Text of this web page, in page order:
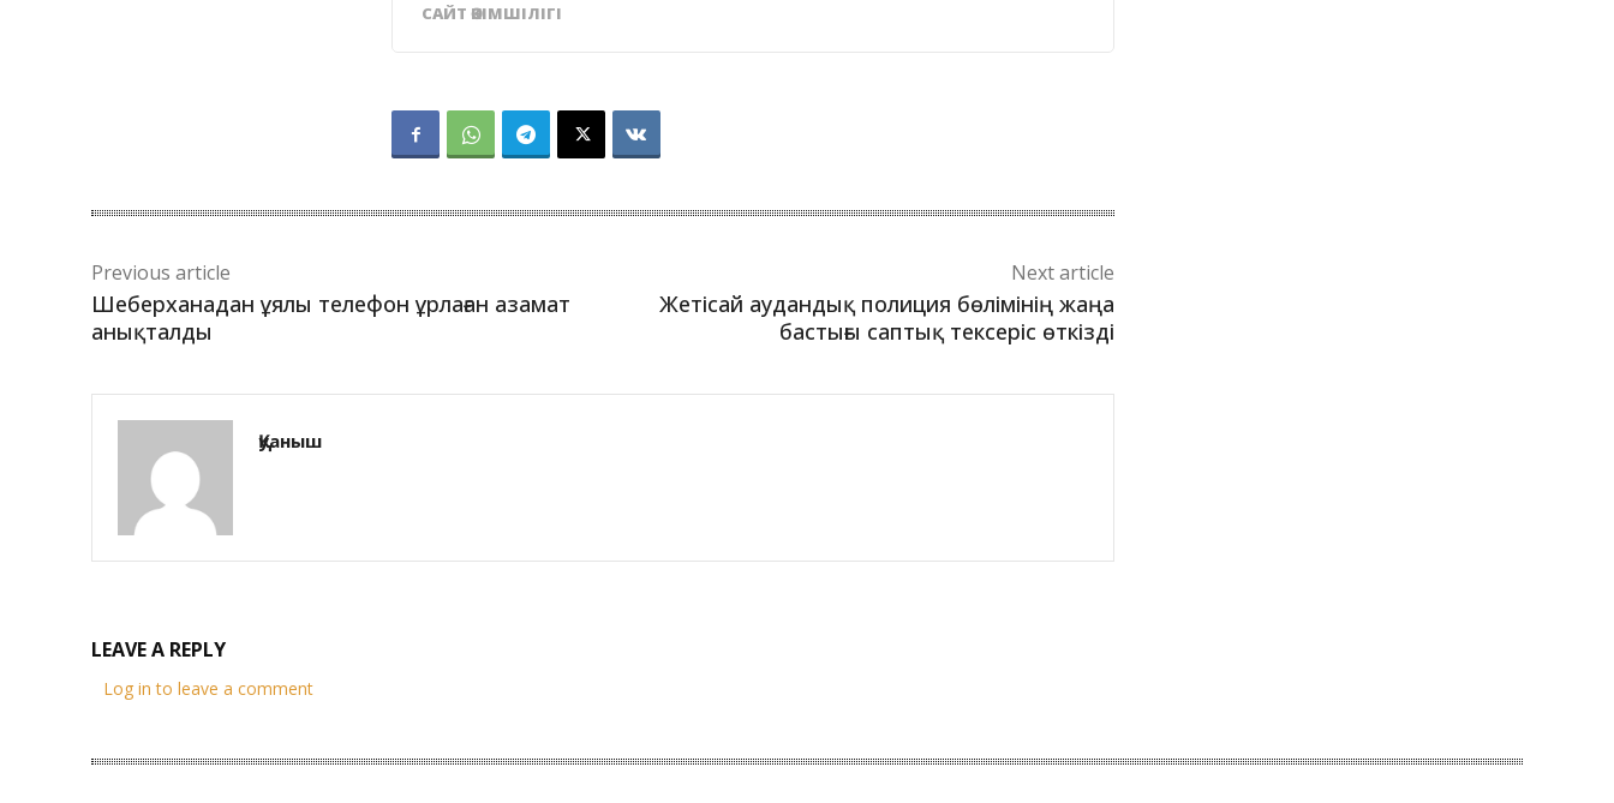
САЙТ ӘКІМШІЛІГІ
Previous article
Шеберханадан ұялы телефон ұрлаған азамат
анықталды
Next article
Жетісай аудандық полиция бөлімінің жаңа
бастығы саптық тексеріс өткізді
Қуаныш
LEAVE A REPLY
Log in to leave a comment